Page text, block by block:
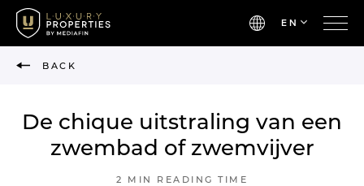
EN
BACK
De chique uitstraling van een
zwembad of zwemvijver
2 MIN READING TIME